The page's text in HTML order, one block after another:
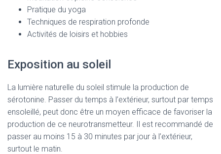
Pratique du yoga
Techniques de respiration profonde
Activités de loisirs et hobbies
Exposition au soleil
La lumière naturelle du soleil stimule la production de
sérotonine. Passer du temps à l’extérieur, surtout par temps
ensoleillé, peut donc être un moyen efficace de favoriser la
production de ce neurotransmetteur. Il est recommandé de
passer au moins 15 à 30 minutes par jour à l’extérieur,
surtout le matin.